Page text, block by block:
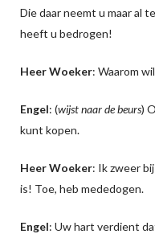
Die daar neemt u maar al
heeft u bedrogen!
Heer Woeker: Waarom
Engel: (wijst naar de beurs)
kunt kopen.
Heer Woeker: Ik zweer
is! Toe, heb mededogen.
Engel: Uw hart verdient